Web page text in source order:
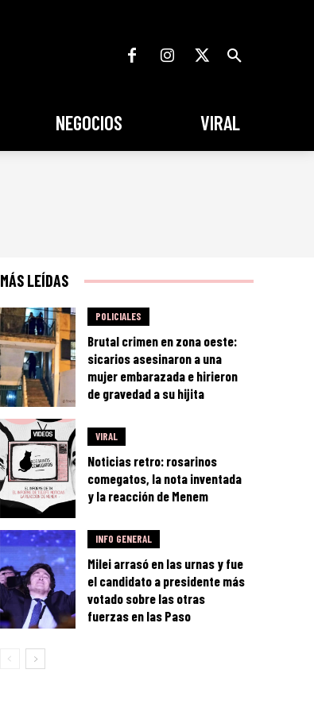
NEGOCIOS VIRAL
MÁS LEÍDAS
POLICIALES
Brutal crimen en zona oeste:
sicarios asesinaron a una
mujer embarazada e hirieron
de gravedad a su hijita
VIRAL
Noticias retro: rosarinos
comegatos, la nota inventada
y la reacción de Menem
INFO GENERAL
Milei arrasó en las urnas y fue
el candidato a presidente más
votado sobre las otras
fuerzas en las Paso